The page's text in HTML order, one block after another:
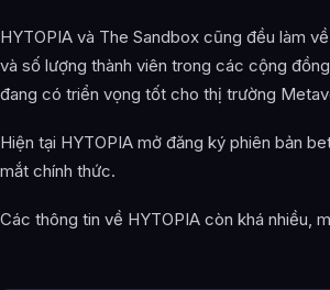
HYTOPIA và The Sandbox cũng đều làm
và số lượng thành viên trong các cộng
đang có triển vọng tốt cho thị trường
Hiện tại HYTOPIA mở đăng ký phiên bản
mắt chính thức.
Các thông tin về HYTOPIA còn khá nhiều,